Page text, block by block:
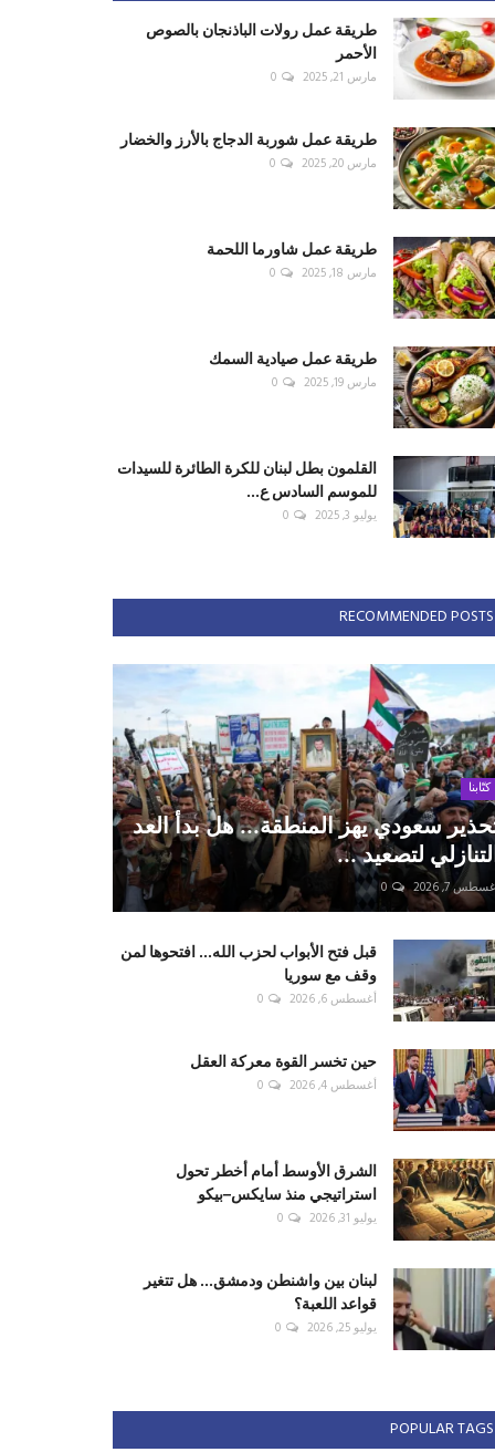
طريقة عمل رولات الباذنجان بالصوص
الأحمر
مارس 21, 2025 0
طريقة عمل شوربة الدجاج بالأرز والخضار
مارس 20, 2025 0
طريقة عمل شاورما اللحمة
مارس 18, 2025 0
طريقة عمل صيادية السمك
مارس 19, 2025 0
القلمون بطل لبنان للكرة الطائرة للسيدات
للموسم السادس ع...
يوليو 3, 2025 0
RECOMMENDED POSTS
كتّابنا
سعودي يهز المنطقة... هل بدأ العد
لتصعيد ...
7, 2026
0
قبل فتح الأبواب لحزب الله... افتحوها لمن
وقف مع سوريا
أغسطس 6, 2026 0
حين تخسر القوة معركة العقل
أغسطس 4, 2026 0
الشرق الأوسط أمام أخطر تحول
استراتيجي منذ سايكس–بيكو
يوليو 31, 2026 0
لبنان بين واشنطن ودمشق... هل تتغير
قواعد اللعبة؟
يوليو 25, 2026 0
POPULAR TAGS